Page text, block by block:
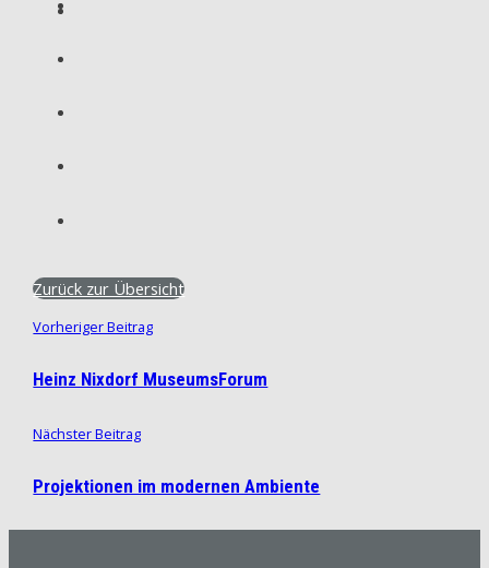
Zurück zur Übersicht
Vorheriger Beitrag
Heinz Nixdorf MuseumsForum
Nächster Beitrag
Projektionen im modernen Ambiente